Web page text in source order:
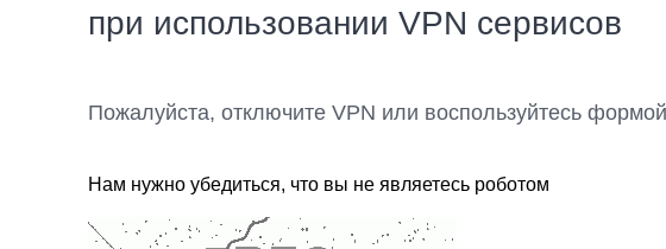
при использовании VPN сервисов
Пожалуйста, отключите VPN или воспользуйтесь
Нам нужно убедиться, что вы не являетесь роботом